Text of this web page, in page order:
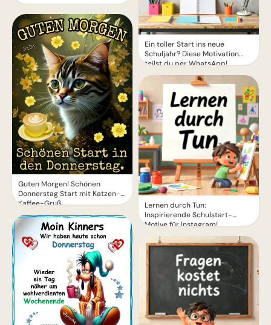
Guten Morgen! Schönen
Donnerstag Start mit Katzen-
Kaffee-Gruß
Ein toller Start ins neue
Schuljahr? Diese Motivation
teilst du per WhatsApp!
Lernen durch Tun:
Inspirierende Schulstart-
Motive für Instagram!